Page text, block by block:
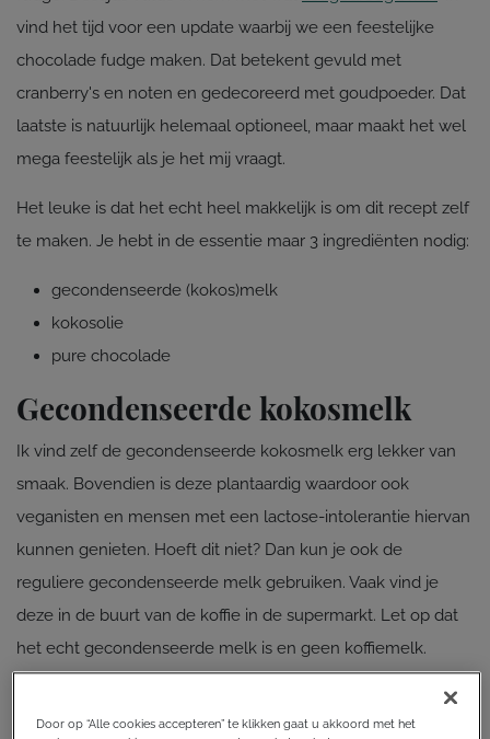
vind het tijd voor een update waarbij we een feestelijke
chocolade fudge maken. Dat betekent gevuld met
cranberry's en noten en gedecoreerd met goudpoeder. Dat
laatste is natuurlijk helemaal optioneel, maar maakt het wel
mega feestelijk als je het mij vraagt.
Het leuke is dat het echt heel makkelijk is om dit recept zelf
te maken. Je hebt in de essentie maar 3 ingrediënten nodig:
gecondenseerde (kokos)melk
kokosolie
pure chocolade
Gecondenseerde kokosmelk
Ik vind zelf de gecondenseerde kokosmelk erg lekker van
smaak. Bovendien is deze plantaardig waardoor ook
veganisten en mensen met een lactose-intolerantie hiervan
kunnen genieten. Hoeft dit niet? Dan kun je ook de
reguliere gecondenseerde melk gebruiken. Vaak vind je
deze in de buurt van de koffie in de supermarkt. Let op dat
het echt gecondenseerde melk is en geen koffiemelk.
Koffiemelk is vloeibaar, terwijl gecondenseerde melk heel
Door op “Alle cookies accepteren” te klikken gaat u akkoord met het